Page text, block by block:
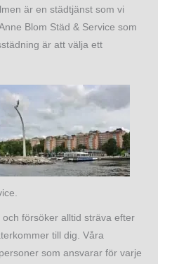
är en städtjänst som vi
Blom Städ & Service som
är att välja ett
försöker alltid sträva efter
till dig. Våra
som ansvarar för varje